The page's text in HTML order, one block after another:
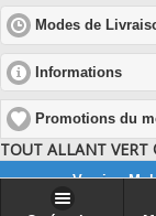
Modes de
Informations
to
Promotions du
TOUT ALLANT
Version